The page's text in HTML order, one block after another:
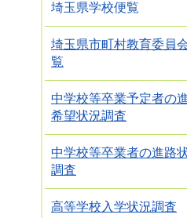
埼玉県学校便覧
埼玉県市町村教育委員
覧
中学校等卒業予定者の
希望状況調査
中学校等卒業者の進路
調査
高等学校入学状況調査